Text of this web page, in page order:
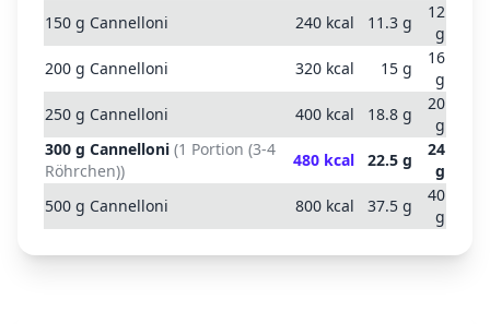
150 g Cannelloni 240 kcal 11.3 g
12
g
200 g Cannelloni 320 kcal 15 g
16
g
250 g Cannelloni 400 kcal 18.8 g
20
g
300 g Cannelloni (1 Portion (3-4
Röhrchen))
480 kcal 22.5 g
24
g
500 g Cannelloni 800 kcal 37.5 g
40
g